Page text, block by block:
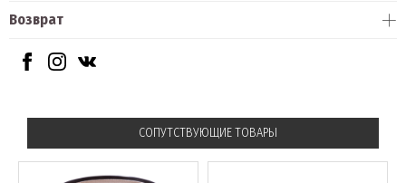
Возврат
СОПУТСТВУЮЩИЕ ТОВАРЫ